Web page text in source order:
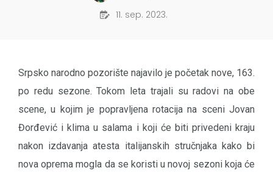
11. sep. 2023.
Srpsko narodno pozorište najavilo je početak nove, 163.
po redu sezone. Tokom leta trajali su radovi na obe
scene, u kojim je popravljena rotacija na sceni Jovan
Đorđević i klima u salama i koji će biti privedeni kraju
nakon izdavanja atesta italijanskih stručnjaka kako bi
nova oprema mogla da se koristi u novoj sezoni koja će